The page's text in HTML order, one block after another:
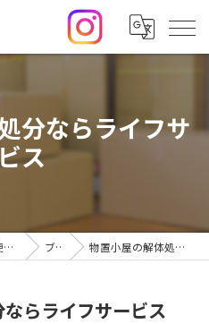
分ならライフサ
ス
栃木県宇都宮の不用品回収・便利屋なら合同会社ライフサービス ブログ 物置小屋の解体処分ならライフサービス
らライフサービス